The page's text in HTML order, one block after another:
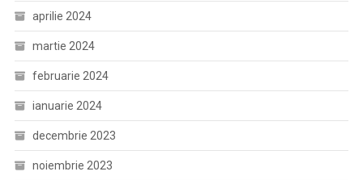
aprilie 2024
martie 2024
februarie 2024
ianuarie 2024
decembrie 2023
noiembrie 2023